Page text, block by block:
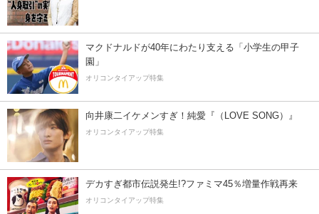
マクドナルドが40年にわたり支える「小学生の甲子
園」
オリコンタイアップ特集
向井康二イケメンすぎ！純愛『（LOVE SONG）』
オリコンタイアップ特集
デカすぎ都市伝説発生!?ファミマ45％増量作戦再来
オリコンタイアップ特集